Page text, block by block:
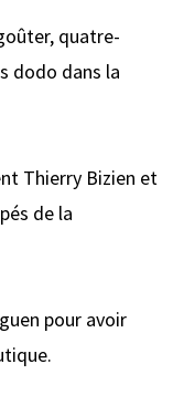
quatre-
dodo dans la
Thierry Bizien et
de la
pour avoir